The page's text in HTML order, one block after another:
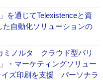
を通じてTelexistenceと資
自動化ソリューションの
ミノルタ クラウド型バリ
・マーケティングソリュー
イズ印刷を支援 パーソナラ